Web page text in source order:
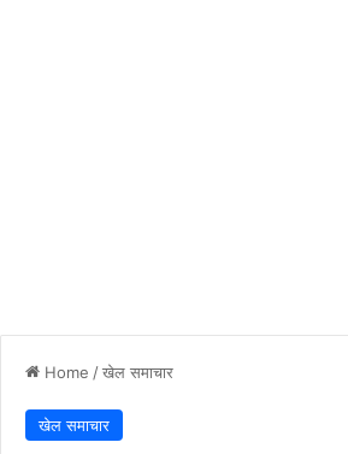
Home /खेल समाचार
खेल समाचार